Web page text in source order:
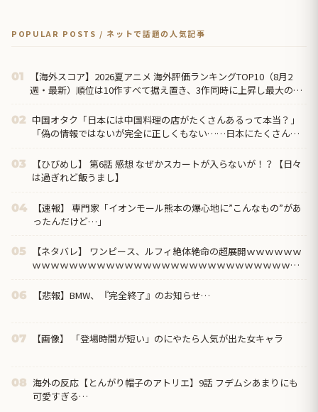
POPULAR POSTS / ネットで話題の人気記事
01
【海外スコア】2026夏アニメ 海外評価ランキングTOP10（8月2
週・最新）順位は10作すべて据え置き、3作同時に上昇し最大の上
02 中国オタク「日本には中国料理の店がたくさんあるって本当？」
「偽の情報ではないが完全に正しくもない……日本にたくさんあ
03
【ひびめし】 第6話 感想 なぜかスカートが入らないが！？【日々
は過ぎれど飯うまし】
04
【速報】 専門家「イオンモール熊本の爆心地に”こんなもの”があ
ったんだけど…」
05
【ネタバレ】 ワンピース、ルフィ絶体絶命の超展開ｗｗｗｗｗｗ
ｗｗｗｗｗｗｗｗｗｗｗｗｗｗｗｗｗｗｗｗｗｗｗｗｗｗｗｗｗ
06 【悲報】BMW、『完全終了』のお知らせ…
07 【画像】 「登場時間が短い」のにやたら人気が出た女キャラ
08 海外の反応【とんがり帽子のアトリエ】9話 フデムシあまりにも
可愛すぎる…